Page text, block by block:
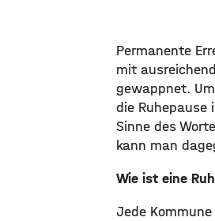
Permanente
mit
gewappnet.
die
Sinne des
kann man
Wie ist eine
Jede